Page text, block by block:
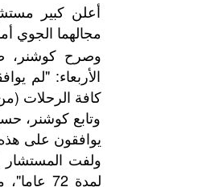
أعلن كبير
مجالهما الجوي
وصرح كوشنر،
الأربعاء: "لم
كافة الرحلات
وتابع كوشنر،
يوافقون على
ولفت المستشار
لمدة